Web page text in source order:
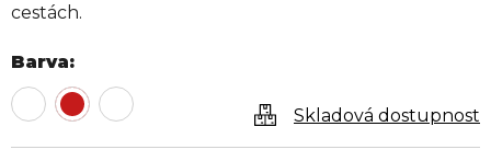
cestách.
Barva
Skladová dostupnost